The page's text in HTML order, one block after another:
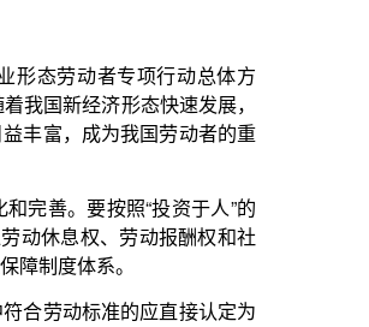
体方
展，
者的重
人”的
和社
定为
劳动过
有操作
分。